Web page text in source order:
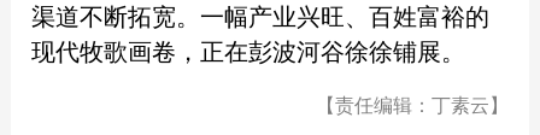
渠道不断拓宽。一幅产业兴旺、百姓富裕的
现代牧歌画卷，正在彭波河谷徐徐铺展。
【责任编辑：丁素云】